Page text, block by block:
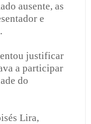
ausente, as
e
justificar
a participar
do
Lira,